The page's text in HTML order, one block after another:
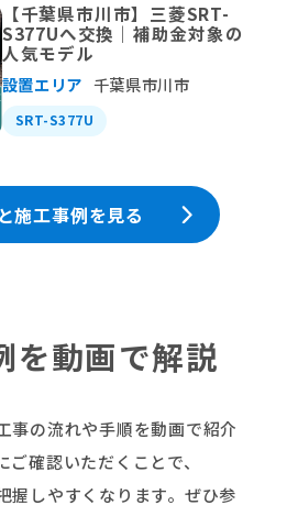
【千葉県市川市】三菱SRT-
S377Uへ交換｜補助金対象の
人気モデル
設置エリア 千葉県市川市
SRT-S377U
施工事例を見る
を動画で解説
事の流れや手順を動画で紹介
ご確認いただくことで、
握しやすくなります。ぜひ参